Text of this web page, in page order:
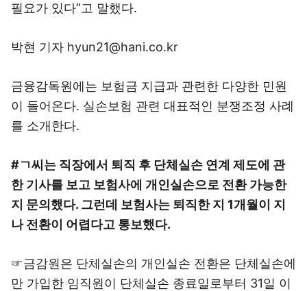
필요가 있다”고 말했다.
박현 기자 hyun21@hani.co.kr
금융감독원에는 보험금 지급과 관련한 다양한 민원
이 들어온다. 실손보험 관련 대표적인 분쟁조정 사례
를 소개한다.
#ㄱ씨는 직장에서 퇴직 후 단체실손 연계 제도에 관
한 기사를 보고 보험사에 개인실손으로 전환 가능한
지 문의했다. 그런데 보험사는 퇴직한 지 1개월이 지
나 전환이 어렵다고 통보했다.
☞금감원은 단체실손의 개인실손 전환은 단체실손에
만 가입한 임직원이 단체실손 종료일로부터 31일 이